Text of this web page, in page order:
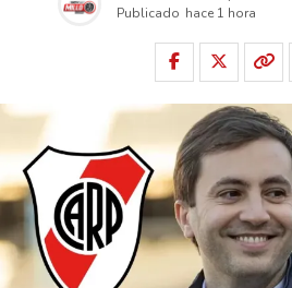
Publicado hace 1 hora